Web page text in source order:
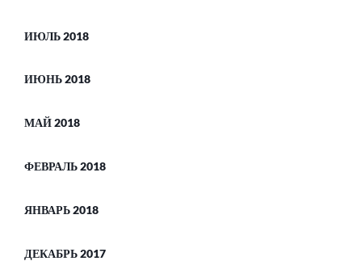
ИЮЛЬ 2018
ИЮНЬ 2018
МАЙ 2018
ФЕВРАЛЬ 2018
ЯНВАРЬ 2018
ДЕКАБРЬ 2017